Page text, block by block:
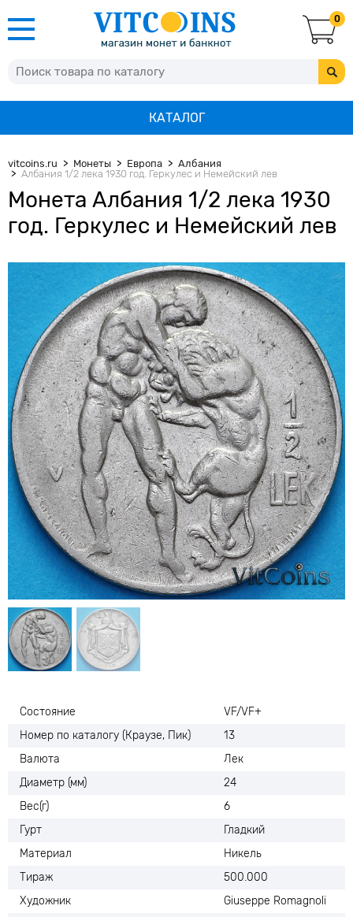
0
КАТАЛОГ
vitcoins.ru Монеты Европа
Албания
Албания 1/2 лека 1930 год. Геркулес и Немейский лев
Монета Албания 1/2 лека 1930
год. Геркулес и Немейский лев
Состояние
VF/VF+
Номер по каталогу (Краузе, Пик)
13
Валюта
Лек
Диаметр (мм)
24
Вес(г)
6
Гурт
Гладкий
Материал
Никель
Тираж
500.000
Художник
Giuseppe Romagnoli